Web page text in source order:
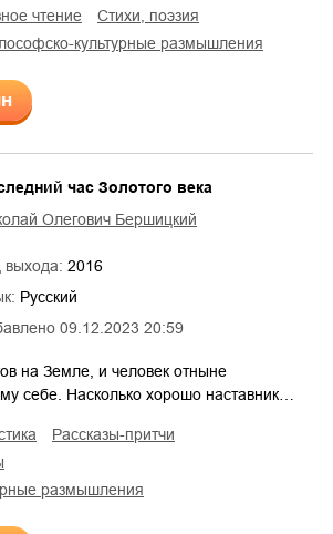
чтение
cтихи, поэзия
культурные размышления
09.12.2023 20:59
час Золотого века
Олегович Бершицкий
выхода: 2016
Русский
на Земле, и человек отныне
себе. Насколько хорошо наставник…
рассказы-притчи
размышления